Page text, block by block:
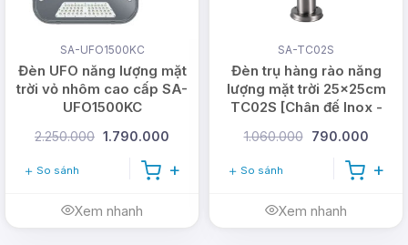
SA-UFO1500KC
Đèn UFO năng lượng mặt
trời vỏ nhôm cao cấp SA-
UFO1500KC
2.250.000 1.790.000
So sánh
Xem nhanh
SA-TC02S
Đèn trụ hàng rào năng
lượng mặt trời 25x25cm
TC02S [Chân đế Inox -
1.060.000 790.000
So sánh
Xem nhanh